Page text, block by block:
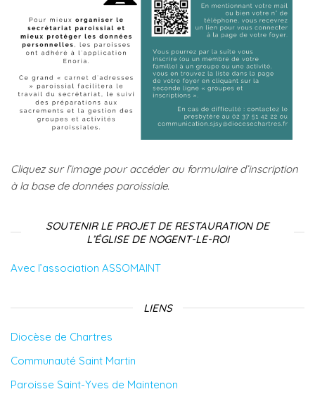
Cliquez sur l’image pour accéder au formulaire d’inscription
à la base de données paroissiale.
SOUTENIR LE PROJET DE RESTAURATION DE
L’ÉGLISE DE NOGENT-LE-ROI
Avec l’association ASSOMAINT
LIENS
Diocèse de Chartres
Communauté Saint Martin
Paroisse Saint-Yves de Maintenon